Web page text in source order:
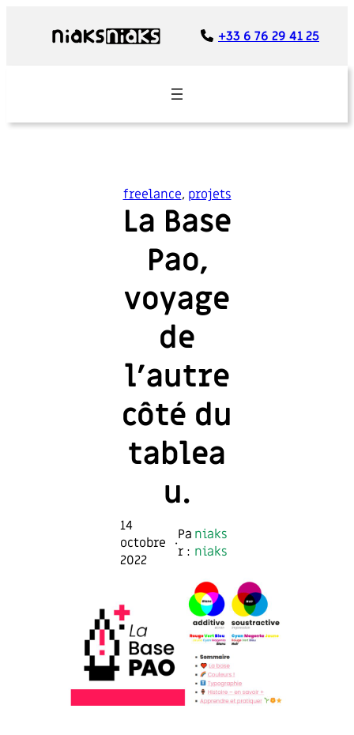
+33 6 76 29 41 25
freelance, projets
La Base
Pao,
voyage
de
l’autre
côté du
tablea
u.
14
octobre
2022
·Pa
r :
niaks
niaks